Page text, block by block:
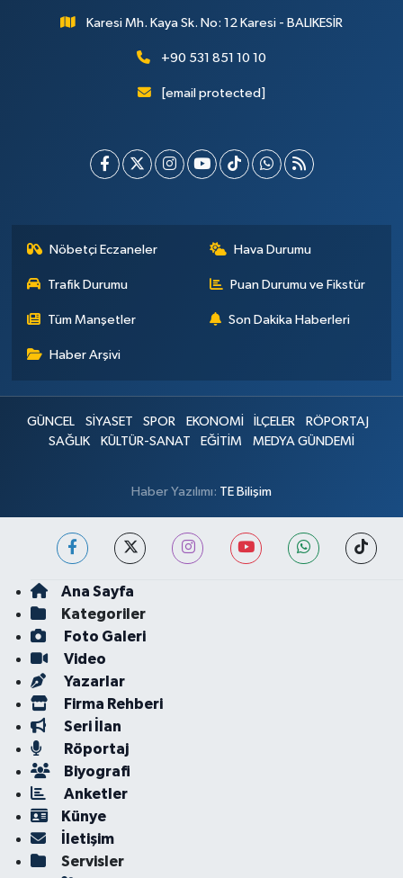
Karesi Mh. Kaya Sk. No: 12 Karesi - BALIKESİR
+90 531 851 10 10
[email protected]
Nöbetçi Eczaneler Hava Durumu
Trafik Durumu Puan Durumu ve Fikstür
Tüm Manşetler Son Dakika Haberleri
Haber Arşivi
GÜNCEL SİYASET SPOR EKONOMİ İLÇELER
RÖPORTAJ
SAĞLIK
KÜLTÜR-SANAT EĞİTİM MEDYA GÜNDEMİ
Haber Yazılımı: TE Bilişim
Ana Sayfa
Kategoriler
Foto Galeri
Video
Yazarlar
Firma Rehberi
Seri İlan
Röportaj
Biyografi
Anketler
Künye
İletişim
Servisler